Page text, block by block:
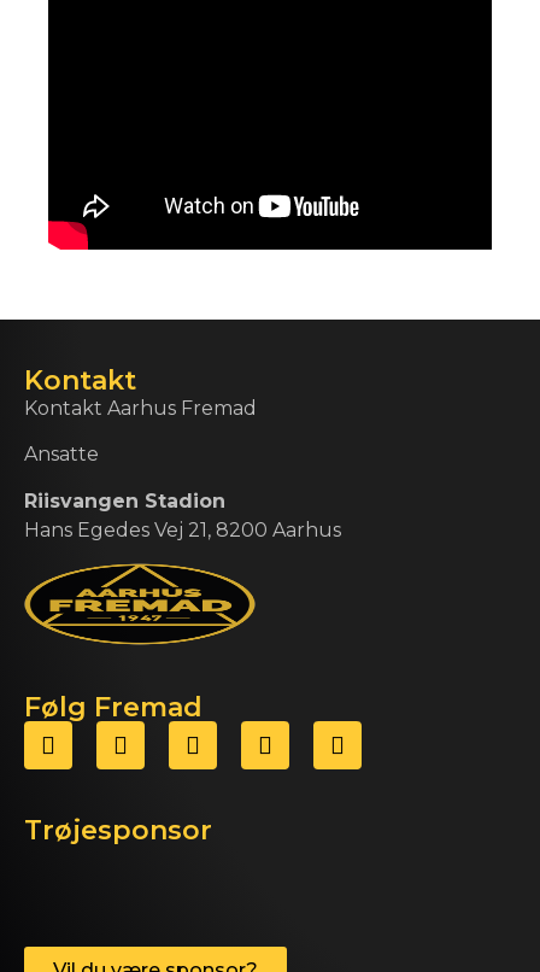
Kontakt
Kontakt Aarhus Fremad
Ansatte
Riisvangen Stadion
Hans Egedes Vej 21, 8200 Aarhus
Følg Fremad
Trøjesponsor